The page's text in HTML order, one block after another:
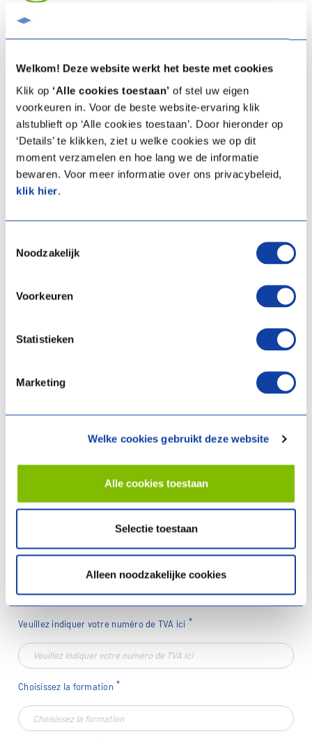
Welkom! Deze website werkt het beste met cookies
Klik op ‘Alle cookies toestaan’ of stel uw eigen
voorkeuren in. Voor de beste website-ervaring klik
alstublieft op ‘Alle cookies toestaan’. Door hieronder op
‘Details’ te klikken, ziet u welke cookies we op dit
moment verzamelen en hoe lang we de informatie
bewaren. Voor meer informatie over ons privacybeleid,
klik hier.
Noodzakelijk
Voorkeuren
Statistieken
Marketing
Welke cookies gebruikt deze website
Alle cookies toestaan
Selectie toestaan
Alleen noodzakelijke cookies
Lieu
Daalderop Belgique(Zellik).
Questions
Vous souhaitez participer à l’une de nos formations ? Complétez le
formulaire ci-dessous et nous vous contacterons dans les plus
Prénom
Numéro de téléphone
Veuillez indiquer votre numéro de TVA ici
Choisissez la formation